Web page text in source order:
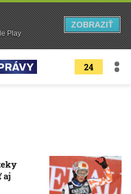
24
aj
Play
ZOBRAZIŤ